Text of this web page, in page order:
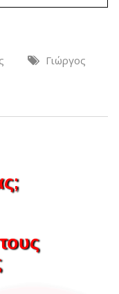
Γιώργος